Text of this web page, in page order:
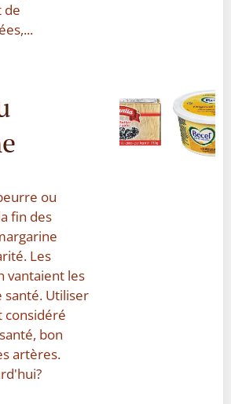
de
ou
fin des
Les
vantaient les
Utiliser
considéré
bon
artères.